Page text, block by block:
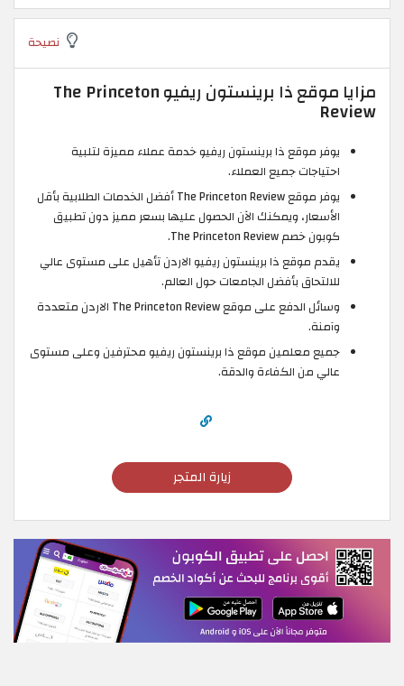
نصيحة
مزايا موقع ذا برينستون ريفيو The Princeton
Review
يوفر موقع ذا برينستون ريفيو خدمة عملاء مميزة لتلبية
احتياجات جميع العملاء.
يوفر موقع The Princeton Review أفضل الخدمات الطلابية بأقل
الأسعار، ويمكنك الآن الحصول عليها بسعر مميز دون تطبيق
كوبون خصم The Princeton Review.
يقدم موقع ذا برينستون ريفيو الاردن تأهيل على مستوى عالي
للالتحاق بأفضل الجامعات حول العالم.
وسائل الدفع على موقع The Princeton Review الاردن متعددة
وآمنة.
جميع معلمين موقع ذا برينستون ريفيو محترفين وعلى مستوى
عالي من الكفاءة والدقة.
زيارة المتجر